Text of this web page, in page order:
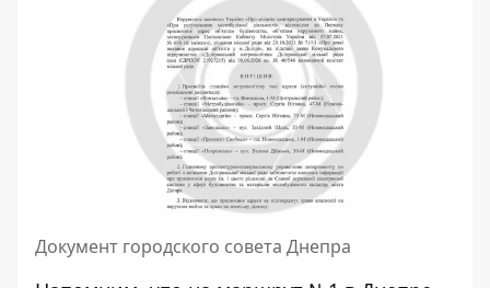
Документ городского совета Днепра